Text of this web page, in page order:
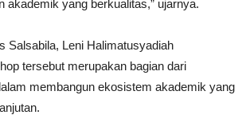
akademik yang berkualitas,” ujarnya.
Salsabila, Leni Halimatusyadiah
tersebut merupakan bagian dari
membangun ekosistem akademik yang